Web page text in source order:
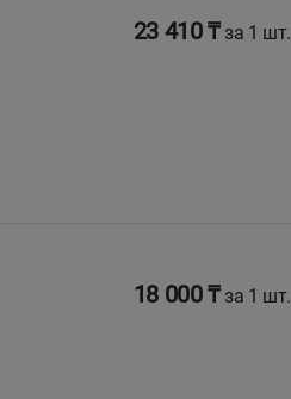
23 410 ₸за 1 шт.
18 000 ₸за 1 шт.